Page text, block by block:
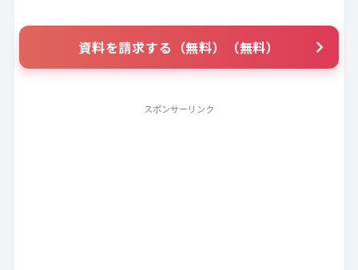
資料を請求する（無料）（無料）
スポンサーリンク